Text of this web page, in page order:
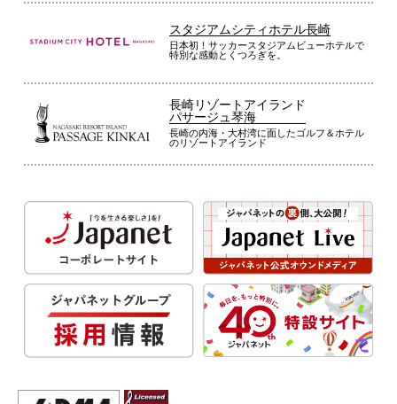
スタジアムシティホテル長崎
日本初！サッカースタジアムビューホテルで
特別な感動とくつろぎを。
長崎リゾートアイランド
パサージュ琴海
長崎の内海・大村湾に面したゴルフ＆ホテル
のリゾートアイランド